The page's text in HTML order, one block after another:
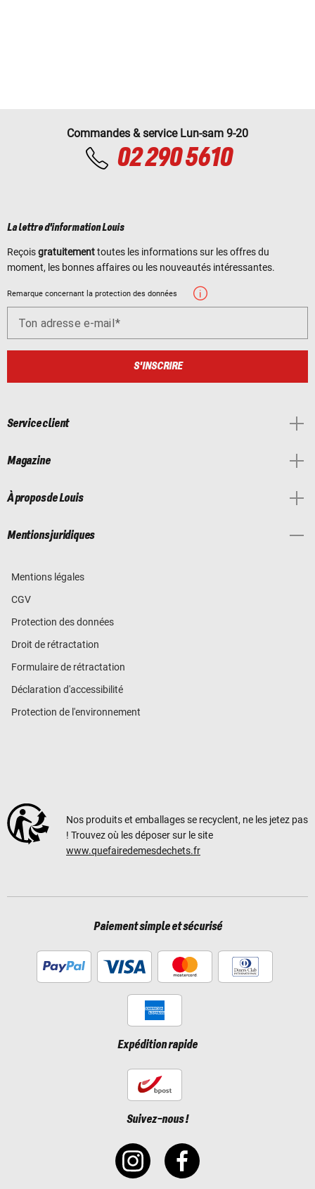
Commandes & service Lun-sam 9-20
02 290 5610
La lettre d'information Louis
Reçoisgratuitementtoutes les informations sur les offres du
moment, les bonnes affaires ou les nouveautés intéressantes.
Remarque concernant la protection des données
Ton adresse e-mail
S'INSCRIRE
Service client
Magazine
À propos de Louis
Mentions juridiques
Mentions légales
CGV
Protection des données
Droit de rétractation
Formulaire de rétractation
Déclaration d'accessibilité
Protection de l'environnement
Nos produits et emballages se recyclent, ne les jetez pas
! Trouvez où les déposer sur le site
www.quefairedemesdechets.fr
Paiement simple et sécurisé
Expédition rapide
Suivez-nous !